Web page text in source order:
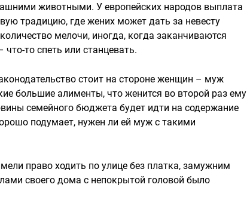
животными. У европейских народов выплата
традицию, где жених может дать за невесту
мелочи, иногда, когда заканчиваются
то спеть или станцевать.
стоит на стороне женщин – муж
большие алименты, что женится во второй раз ему
семейного бюджета будет идти на содержание
подумает, нужен ли ей муж с такими
право ходить по улице без платка, замужним
своего дома с непокрытой головой было